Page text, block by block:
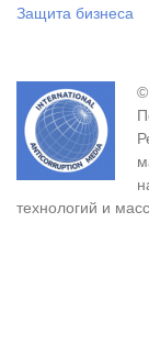
Защита бизнеса
©
технологий и